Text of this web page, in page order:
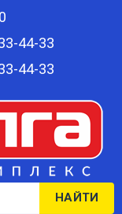
44-33
44-33
НАЙТИ